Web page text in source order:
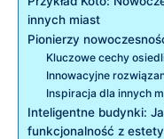
innych miast
Pionierzy
Kluczowe cechy
Innowacyjne
Inspiracja dla innych
Inteligentne budynki:
funkcjonalność z